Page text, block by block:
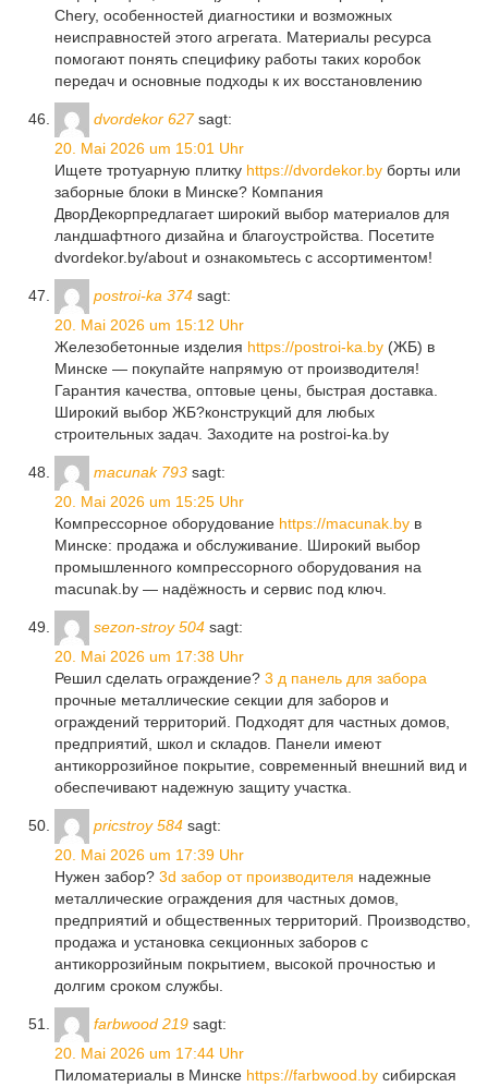
Chery, особенностей диагностики и возможных
неисправностей этого агрегата. Материалы ресурса
помогают понять специфику работы таких коробок
передач и основные подходы к их восстановлению
dvordekor 627 sagt:
20. Mai 2026 um 15:01 Uhr
Ищете тротуарную плитку https://dvordekor.by борты или
заборные блоки в Минске? Компания
ДворДекорпредлагает широкий выбор материалов для
ландшафтного дизайна и благоустройства. Посетите
dvordekor.by/about и ознакомьтесь с ассортиментом!
postroi-ka 374 sagt:
20. Mai 2026 um 15:12 Uhr
Железобетонные изделия https://postroi-ka.by (ЖБ) в
Минске — покупайте напрямую от производителя!
Гарантия качества, оптовые цены, быстрая доставка.
Широкий выбор ЖБ?конструкций для любых
строительных задач. Заходите на postroi-ka.by
macunak 793 sagt:
20. Mai 2026 um 15:25 Uhr
Компрессорное оборудование https://macunak.by в
Минске: продажа и обслуживание. Широкий выбор
промышленного компрессорного оборудования на
macunak.by — надёжность и сервис под ключ.
sezon-stroy 504 sagt:
20. Mai 2026 um 17:38 Uhr
Решил сделать ограждение? 3 д панель для забора
прочные металлические секции для заборов и
ограждений территорий. Подходят для частных домов,
предприятий, школ и складов. Панели имеют
антикоррозийное покрытие, современный внешний вид и
обеспечивают надежную защиту участка.
pricstroy 584 sagt:
20. Mai 2026 um 17:39 Uhr
Нужен забор? 3d забор от производителя надежные
металлические ограждения для частных домов,
предприятий и общественных территорий. Производство,
продажа и установка секционных заборов с
антикоррозийным покрытием, высокой прочностью и
долгим сроком службы.
farbwood 219 sagt:
20. Mai 2026 um 17:44 Uhr
Пиломатериалы в Минске https://farbwood.by сибирская